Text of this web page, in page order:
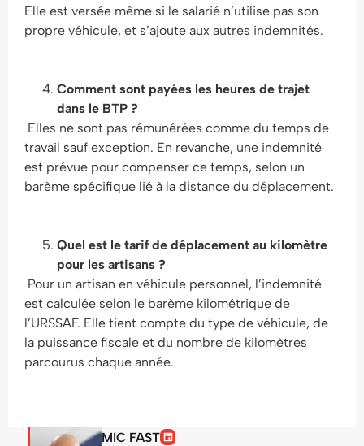
Elle est versée même si le salarié n’utilise pas son
propre véhicule, et s’ajoute aux autres indemnités.
Comment sont payées les heures de trajet
dans le BTP ?
Elles ne sont pas rémunérées comme du temps de
travail sauf exception. En revanche, une indemnité
est prévue pour compenser ce temps, selon un
barème spécifique lié à la distance du déplacement.
Quel est le tarif de déplacement au kilomètre
pour les artisans ?
Pour un artisan en véhicule personnel, l’indemnité
est calculée selon le barème kilométrique de
l’URSSAF. Elle tient compte du type de véhicule, de
la puissance fiscale et du nombre de kilomètres
parcourus chaque année.
MIC FAST